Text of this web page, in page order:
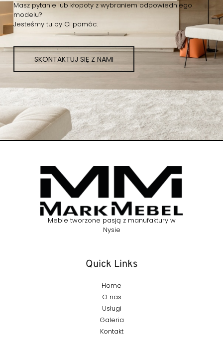
Masz pytanie lub kłopoty z wybraniem odpowiedniego
modelu?
Jesteśmy tu by Ci pomóc.
SKONTAKTUJ SIĘ Z NAMI
Meble tworzone pasją z manufaktury w
Nysie
Quick Links
Home
O nas
Usługi
Galeria
Kontakt